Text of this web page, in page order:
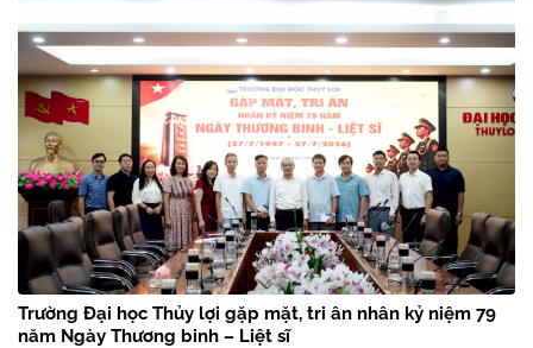
Trường Đại học Thủy lợi gặp mặt, tri ân nhân kỷ niệm 79
năm Ngày Thương binh – Liệt sĩ